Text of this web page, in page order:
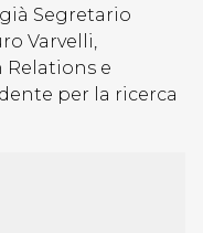
Segretario
Varvelli,
Relations e
per la ricerca